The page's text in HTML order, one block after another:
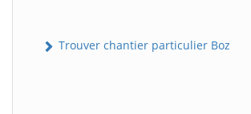
Trouver chantier particulier Boz